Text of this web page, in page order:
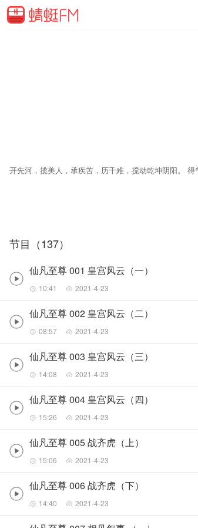
开先河，揽美人，承疾苦，历千难，搅动乾坤阴阳。 得
节目（137）
仙凡至尊 001 皇宫风云（一）
10:41 2021-4-23
仙凡至尊 002 皇宫风云（二）
08:57 2021-4-23
仙凡至尊 003 皇宫风云（三）
14:08 2021-4-23
仙凡至尊 004 皇宫风云（四）
15:26 2021-4-23
仙凡至尊 005 战齐虎（上）
15:06 2021-4-23
仙凡至尊 006 战齐虎（下）
14:40 2021-4-23